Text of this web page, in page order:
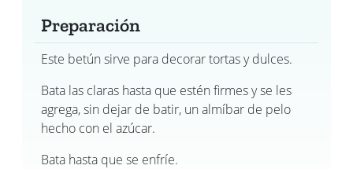
Preparación
Este betún sirve para decorar tortas y dulces.
Bata las claras hasta que estén firmes y se les
agrega, sin dejar de batir, un almíbar de pelo
hecho con el azúcar.
Bata hasta que se enfríe.